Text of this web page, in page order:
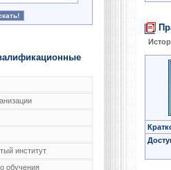
институт
обучения